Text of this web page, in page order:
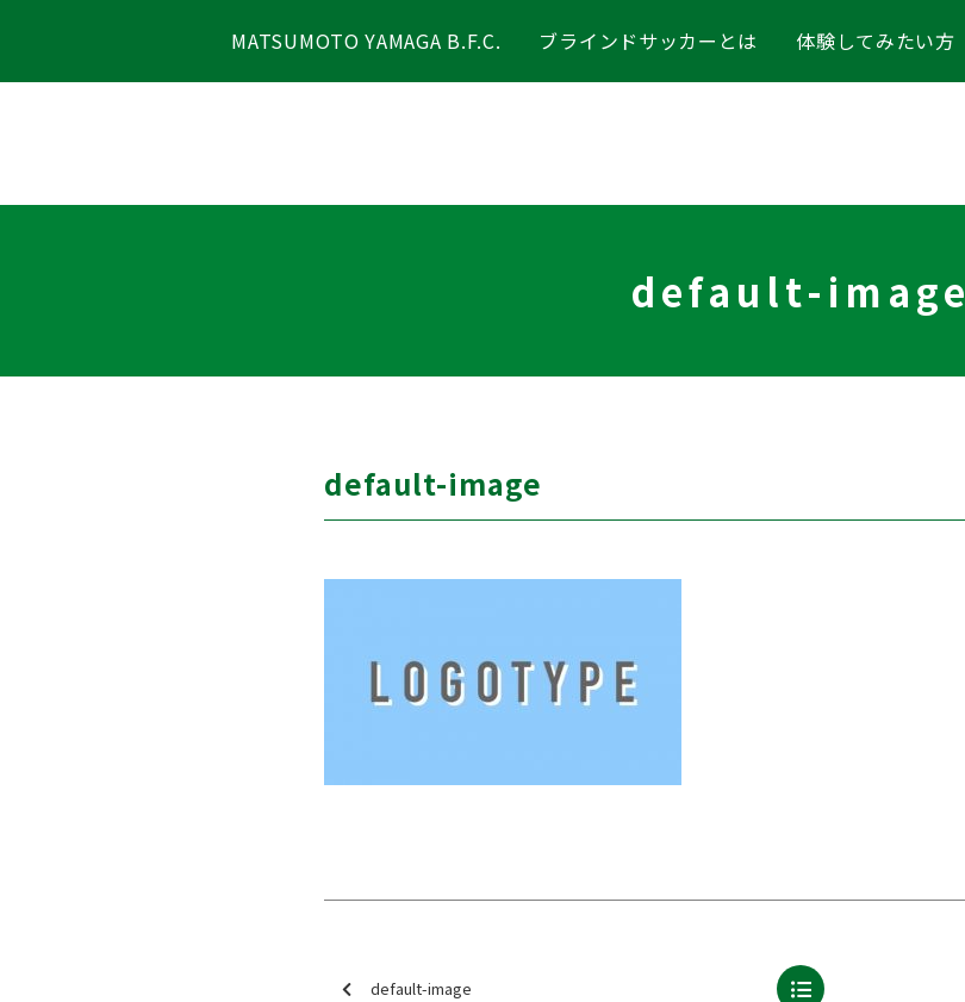
MATSUMOTO YAMAGA B.F.C. ブラインドサッカーとは 体験してみたい方
default-image
default-image
default-image